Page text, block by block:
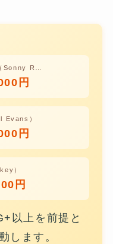
Sonny R…
円
Evans）
円
）
円
以上を前提と
します。